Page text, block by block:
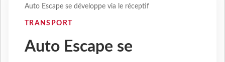
Auto Escape se développe via le réceptif
TRANSPORT
Auto Escape se